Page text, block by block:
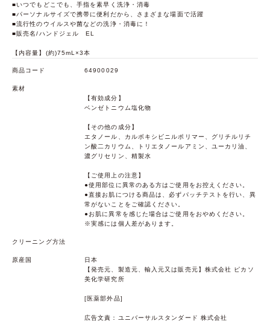
■いつでもどこでも、手指を素早く洗浄・消毒
■パーソナルサイズで携帯に便利だから、さまざまな場面で活躍
■流行性のウイルスや菌などの洗浄・消毒に！
■販売名/ハンドジェル EL
【内容量】(約)75mL×3本
商品コード 64900029
素材
【有効成分】
ベンゼトニウム塩化物
【その他の成分】
エタノール、カルボキシビニルポリマー、グリチルリチ
ン酸二カリウム、トリエタノールアミン、ユーカリ油、
濃グリセリン、精製水
【ご使用上の注意】
●使用部位に異常のある方はご使用をお控えください。
●直接お肌につける商品は、必ずパッチテストを行い、異
常がないことをご確認ください。
●お肌に異常を感じた場合はご使用をおやめください。
※実感には個人差があります。
クリーニング方法
原産国
日本
【発売元、製造元、輸入元又は販売元】株式会社 ピカソ
美化学研究所
[医薬部外品]
広告文責：ユニバーサルスタンダード 株式会社